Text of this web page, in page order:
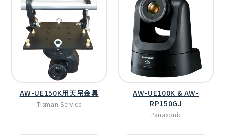
AW-UE150K用天吊金具
Tisman Service
AW-UE100K & AW-
RP150GJ
Panasonic